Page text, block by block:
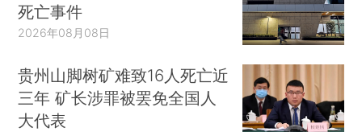
死亡事件
2026年08月08日
贵州山脚树矿难致16人死亡近
三年 矿长涉罪被罢免全国人
大代表